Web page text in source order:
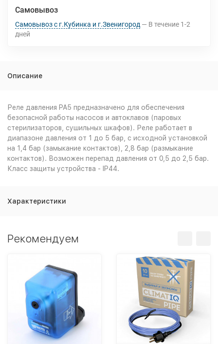
Самовывоз
Самовывоз с г.Кубинка и г.Звенигород В течение 1-2
дней
Описание
Реле давления PA5 предназначено для обеспечения
безопасной работы насосов и автоклавов (паровых
стерилизаторов, сушильных шкафов). Реле работает в
диапазоне давления от 1 до 5 бар, с исходной установкой
на 1,4 бар (замыкание контактов), 2,8 бар (размыкание
контактов). Возможен перепад давления от 0,5 до 2,5 бар.
Класс защиты устройства - IP44.
Характеристики
Рекомендуем